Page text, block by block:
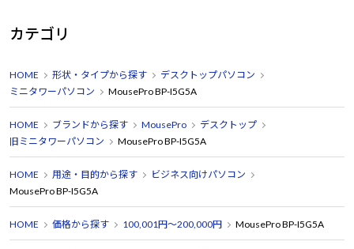
カテゴリ
HOME 形状・タイプから探す
デスクトップパソコン
ミニタワーパソコン
MousePro BP-I5G5A
HOME ブランドから探す MousePro
デスクトップ
旧ミニタワーパソコン
MousePro BP-I5G5A
HOME 用途・目的から探す
ビジネス向けパソコン
MousePro BP-I5G5A
HOME 価格から探す 100,001円～200,000円 MousePro BP-I5G5A